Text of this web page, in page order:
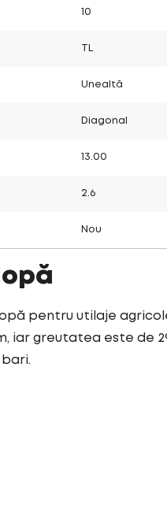
10
Unealtă
Diagonal
13.00
2.6
Nou
pentru utilaje
iar greutatea este de